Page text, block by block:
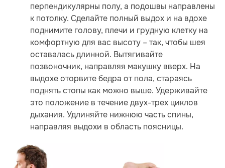
перпендикулярны полу, а подошвы направлены
к потолку. Сделайте полный выдох и на вдохе
поднимите голову, плечи и грудную клетку на
комфортную для вас высоту – так, чтобы шея
оставалась длинной. Вытягивайте
позвоночник, направляя макушку вверх. На
выдохе оторвите бедра от пола, стараясь
поднять стопы как можно выше. Удерживайте
это положение в течение двух-трех циклов
дыхания. Удлиняйте нижнюю часть спины,
направляя выдохи в область поясницы.